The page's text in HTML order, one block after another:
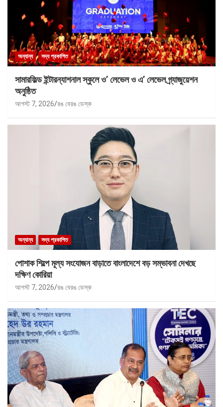
অন্যান্য সদ্য প্রকাশিত
সামারফিল্ড ইন্টারন্যাশনাল স্কুলে ও’ লেভেল ও এ’ লেভেল গ্র্যাজুয়েশন
অনুষ্ঠিত
আগস্ট 7, 2026 রঙ বেরঙ ডেস্ক
অন্যান্য সদ্য প্রকাশিত
পোশাক শিল্পে মূল্য সংযোজন বাড়াতে বাংলাদেশে বড় সম্ভাবনা দেখছে
দক্ষিণ কোরিয়া
আগস্ট 7, 2026 রঙ বেরঙ ডেস্ক